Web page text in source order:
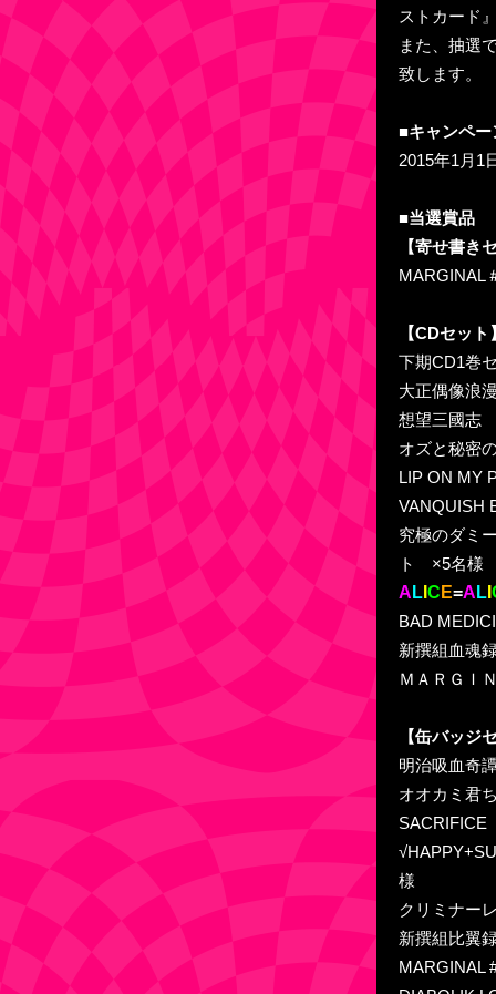
ストカード
また、抽選
致します。
■キャンペー
2015年1月1
■当選賞品
【寄せ書き
【CDセット
下期CD1巻
大正偶像浪
想望三國志
オズと秘密
LIP ON
究極のダミ
ト ×5名様
ALICE=ALI
BAD
新撰組血
ＭＡＲＧＩ
【缶バッジ
明治吸血奇
オオカミ
様
クリミナ
新撰組比